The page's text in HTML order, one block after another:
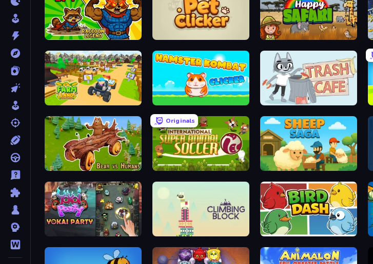
Raccoon Legend Happy Safari
Farm Land 3D Trash Cafe
Bear vs Humans
Originals
International Super Animal Soccer Sheep Saga
Climbing Block Bird Dash